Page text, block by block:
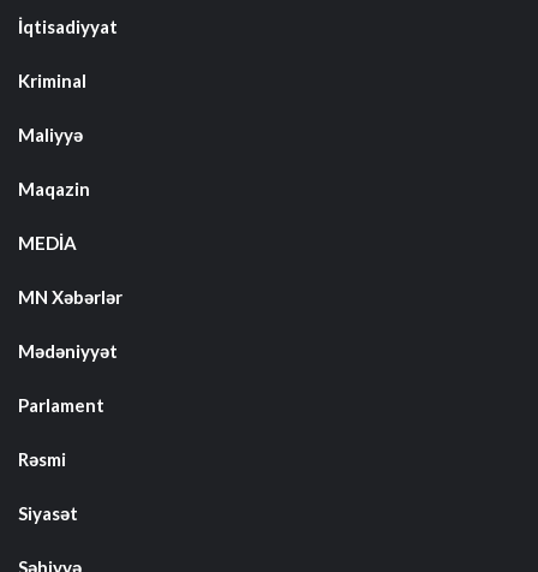
İqtisadiyyat
Kriminal
Maliyyə
Maqazin
MEDİA
MN Xəbərlər
Mədəniyyət
Parlament
Rəsmi
Siyasət
Səhiyyə